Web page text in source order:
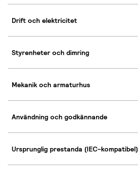
Drift och elektricitet
Styrenheter och dimring
Mekanik och armaturhus
Användning och godkännande
Ursprunglig prestanda (IEC-kompatibel)